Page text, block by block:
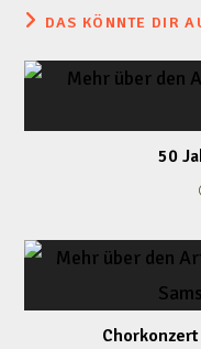
DAS KÖNNTE DIR
50